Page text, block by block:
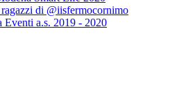
di @iisfermocornimo
Eventi a.s. 2019 - 2020